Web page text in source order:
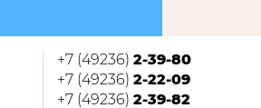
+7 (49236) 2-39-80
+7 (49236) 2-22-09
+7 (49236) 2-39-82